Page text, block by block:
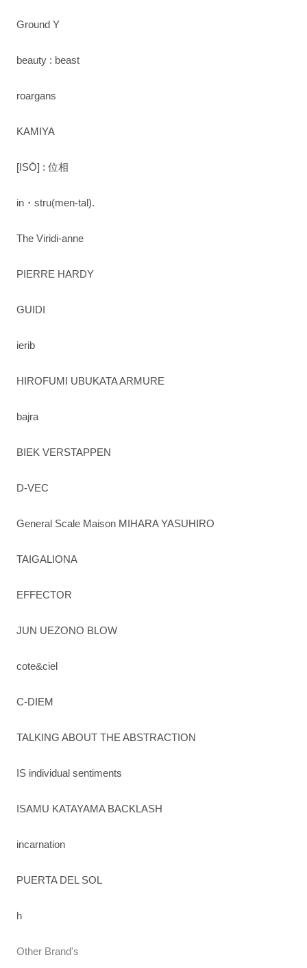
Ground Y
beauty : beast
roargans
KAMIYA
[ISŌ] : 位相
in・stru(men-tal).
The Viridi-anne
PIERRE HARDY
GUIDI
ierib
HIROFUMI UBUKATA ARMURE
bajra
BIEK VERSTAPPEN
D-VEC
General Scale Maison MIHARA YASUHIRO
TAIGALIONA
EFFECTOR
JUN UEZONO BLOW
cote&ciel
C-DIEM
TALKING ABOUT THE ABSTRACTION
IS individual sentiments
ISAMU KATAYAMA BACKLASH
incarnation
PUERTA DEL SOL
h
Other Brand's